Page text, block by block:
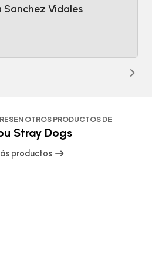
Sanchez Vidales
OTROS PRODUCTOS DE
Stray Dogs
productos